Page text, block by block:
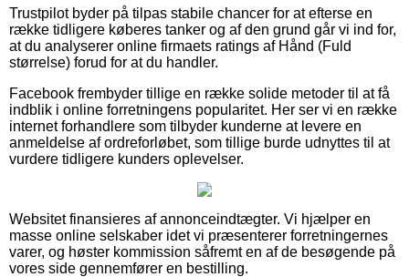
Trustpilot byder på tilpas stabile chancer for at efterse en
række tidligere køberes tanker og af den grund går vi ind for,
at du analyserer online firmaets ratings af Hånd (Fuld
størrelse) forud for at du handler.
Facebook frembyder tillige en række solide metoder til at få
indblik i online forretningens popularitet. Her ser vi en række
internet forhandlere som tilbyder kunderne at levere en
anmeldelse af ordreforløbet, som tillige burde udnyttes til at
vurdere tidligere kunders oplevelser.
Websitet finansieres af annonceindtægter. Vi hjælper en
masse online selskaber idet vi præsenterer forretningernes
varer, og høster kommission såfremt en af de besøgende på
vores side gennemfører en bestilling.